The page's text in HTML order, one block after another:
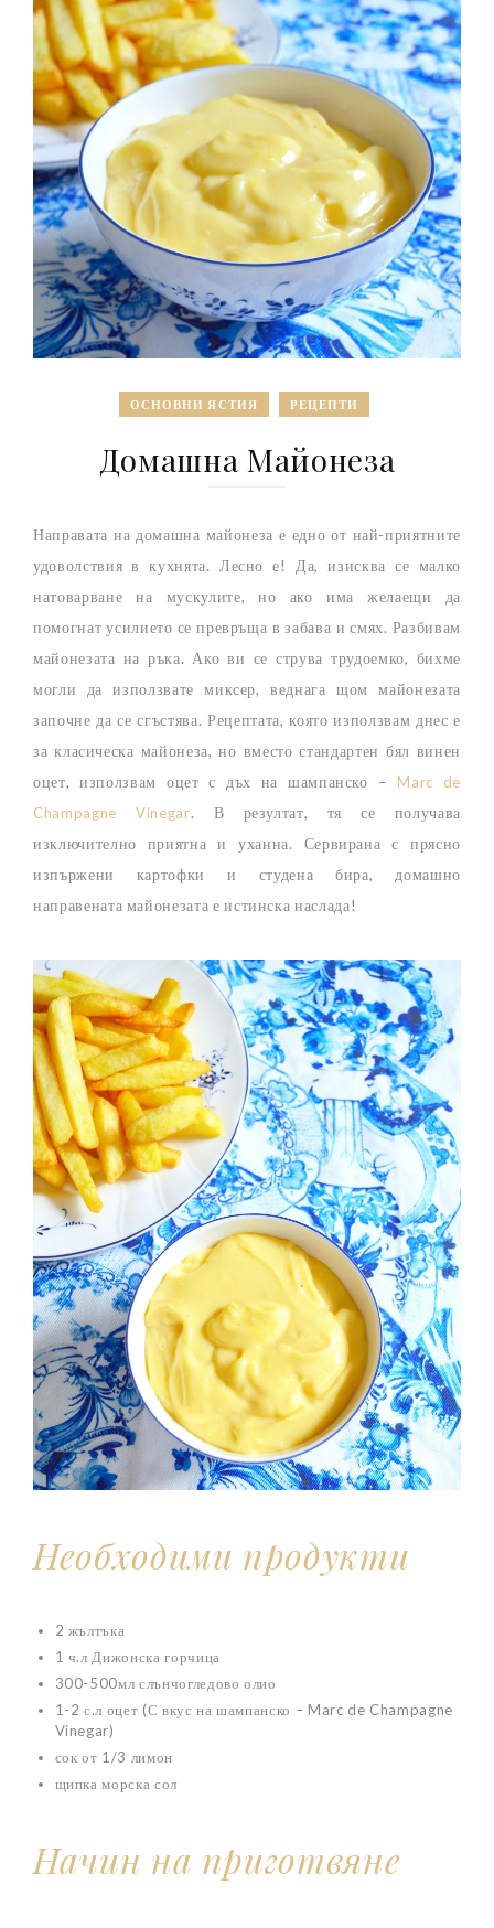
ОСНОВНИ ЯСТИЯ РЕЦЕПТИ
Домашна Майонеза
Направата на домашна майонеза е едно от най-приятните
удоволствия в кухнята. Лесно е! Да, изисква се малко
натоварване на мускулите, но ако има желаещи да
помогнат усилието се превръща в забава и смях. Разбивам
майонезата на ръка. Ако ви се струва трудоемко, бихме
могли да използвате миксер, веднага щом майонезата
започне да се сгъстява. Рецептата, която използвам днес е
за класическа майонеза, но вместо стандартен бял винен
оцет, използвам оцет с дъх на шампанско – Marc de
Champagne Vinegar. В резултат, тя се получава
изключително приятна и уханна. Сервирана с прясно
изпържени картофки и студена бира, домашно
направената майонезата е истинска наслада!
Необходими продукти
2 жълтъка
1 ч.л Дижонска горчица
300-500мл слънчогледово олио
1-2 с.л оцет (С вкус на шампанско – Marc de Champagne
Vinegar)
сок от 1/3 лимон
щипка морска сол
Начин на приготвяне